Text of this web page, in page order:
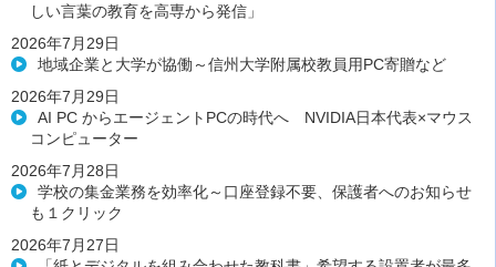
しい言葉の教育を高専から発信」
2026年7月29日
地域企業と大学が協働～信州大学附属校教員用PC寄贈など
2026年7月29日
AI PC からエージェントPCの時代へ NVIDIA日本代表×マウス
コンピューター
2026年7月28日
学校の集金業務を効率化～口座登録不要、保護者へのお知らせ
も１クリック
2026年7月27日